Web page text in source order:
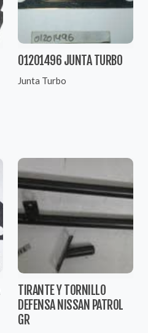
01201496 JUNTA TURBO
Junta Turbo
TIRANTE Y TORNILLO
DEFENSA NISSAN PATROL
GR